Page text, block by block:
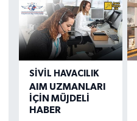
SIVIL HAVACILIK
AIM UZMANLARI
İÇİN MÜJDELİ
HABER